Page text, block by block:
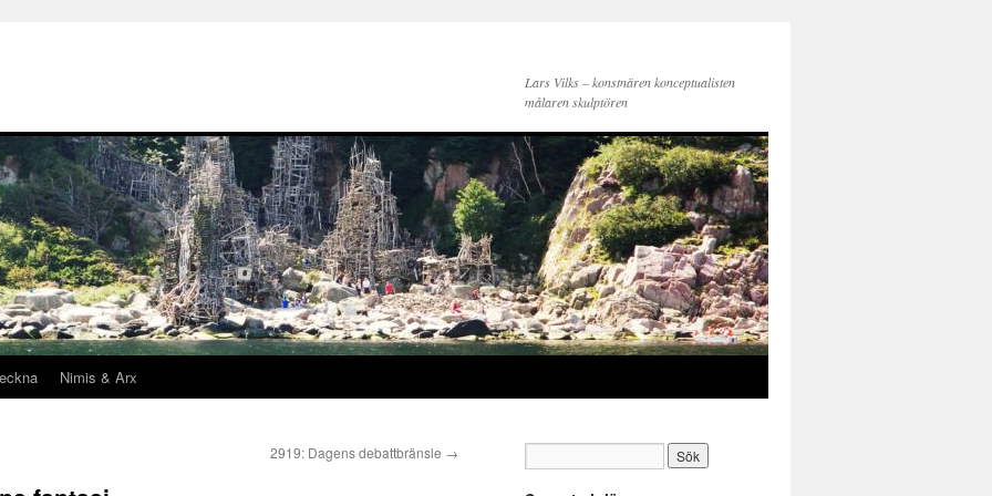
Lars Vilks – konstnären konceptualisten
målaren skulptören
Nimis & Arx
2919: Dagens debattbränsle →